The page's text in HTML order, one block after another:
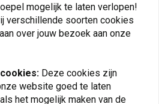
ook een review
mogelijk te laten verlopen!
verschillende soorten cookies
over jouw bezoek aan onze
Deze cookies zijn
website goed te laten
het mogelijk maken van de